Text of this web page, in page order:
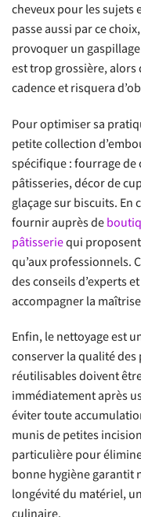
cheveux pour les sujets
passe aussi par ce
provoquer un
est trop grossière,
cadence et risquera
Pour optimiser sa
petite collection
spécifique : fourrage
pâtisseries, décor de
glaçage sur biscuits. En
fournir auprès de
pâtisseriequi
qu’aux professionnels.
des conseils d’experts
accompagner la
Enfin, le nettoyage est
conserver la qualité des
réutilisables doivent
immédiatement après
éviter toute
munis de petites
particulière pour
bonne hygiène garantit
longévité du matériel,